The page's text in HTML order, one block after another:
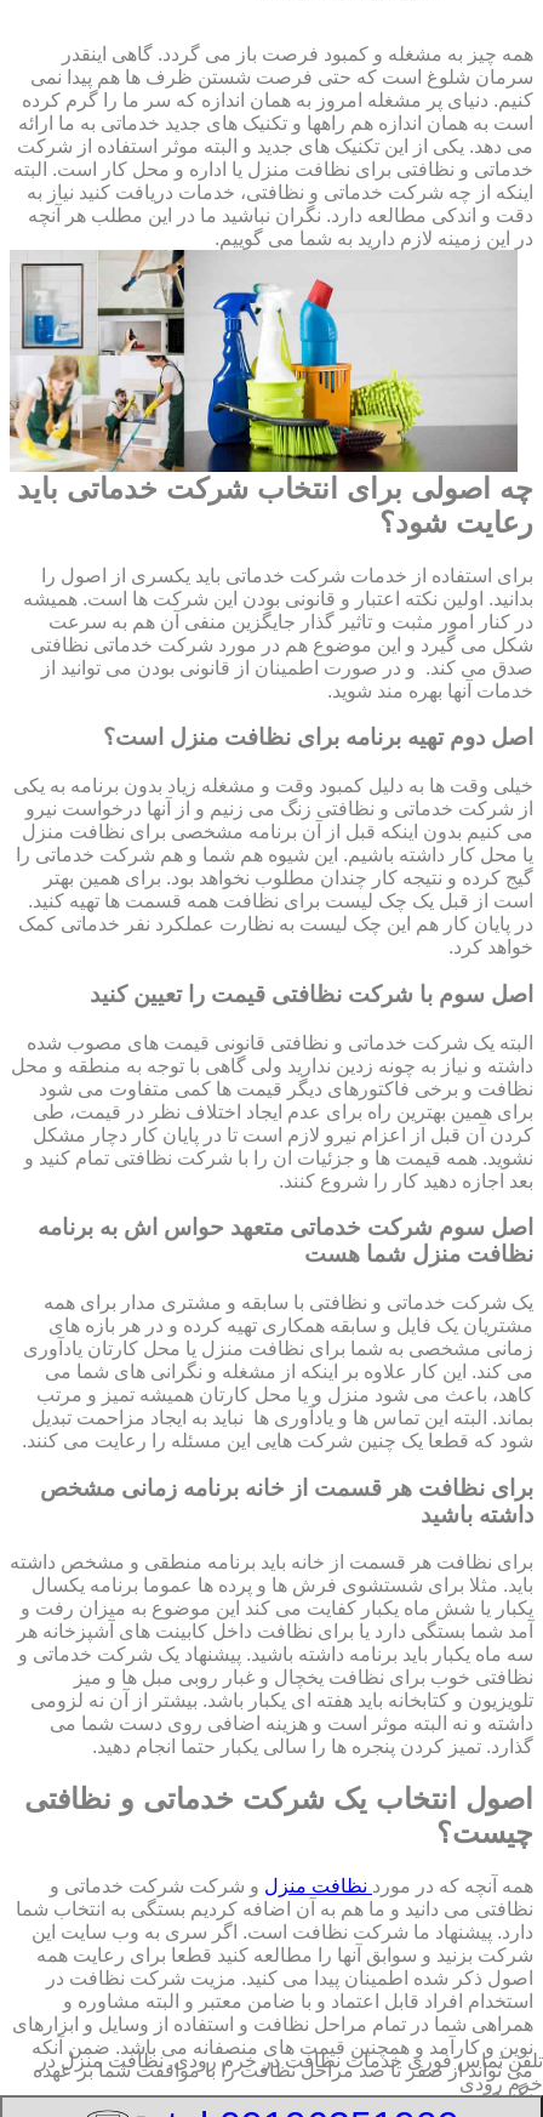
همه چیز به مشغله و کمبود فرصت باز می گردد. گاهی اینقدر
سرمان شلوغ است که حتی فرصت شستن ظرف ها هم پیدا نمی
کنیم. دنیای پر مشغله امروز به همان اندازه که سر ما را گرم کرده
است به همان اندازه هم راهها و تکنیک های جدید خدماتی به ما ارائه
می دهد. یکی از این تکنیک های جدید و البته موثر استفاده از شرکت
خدماتی و نظافتی برای نظافت منزل یا اداره و محل کار است. البته
اینکه از چه شرکت خدماتی و نظافتی، خدمات دریافت کنید نیاز به
دقت و اندکی مطالعه دارد. نگران نباشید ما در این مطلب هر آنچه
در این زمینه لازم دارید به شما می گوییم.
چه اصولی برای انتخاب شرکت خدماتی باید
رعایت شود؟
برای استفاده از خدمات شرکت خدماتی باید یکسری از اصول را
بدانید. اولین نکته اعتبار و قانونی بودن این شرکت ها است. همیشه
در کنار امور مثبت و تاثیر گذار جایگزین منفی آن هم به سرعت
شکل می گیرد و این موضوع هم در مورد شرکت خدماتی نظافتی
صدق می کند. و در صورت اطمینان از قانونی بودن می توانید از
خدمات آنها بهره مند شوید.
اصل دوم تهیه برنامه برای نظافت منزل است؟
خیلی وقت ها به دلیل کمبود وقت و مشغله زیاد بدون برنامه به یکی
از شرکت خدماتی و نظافتی زنگ می زنیم و از آنها درخواست نیرو
می کنیم بدون اینکه قبل از آن برنامه مشخصی برای نظافت منزل
یا محل کار داشته باشیم. این شیوه هم شما و هم شرکت خدماتی را
گیج کرده و نتیجه کار چندان مطلوب نخواهد بود. برای همین بهتر
است از قبل یک چک لیست برای نظافت همه قسمت ها تهیه کنید.
در پایان کار هم این چک لیست به نظارت عملکرد نفر خدماتی کمک
خواهد کرد.
اصل سوم با شرکت نظافتی قیمت را تعیین کنید
البته یک شرکت خدماتی و نظافتی قانونی قیمت های مصوب شده
داشته و نیاز به چونه زدین ندارید ولی گاهی با توجه به منطقه و محل
نظافت و برخی فاکتورهای دیگر قیمت ها کمی متفاوت می شود
برای همین بهترین راه برای عدم ایجاد اختلاف نظر در قیمت، طی
کردن آن قبل از اعزام نیرو لازم است تا در پایان کار دچار مشکل
نشوید. همه قیمت ها و جزئیات ان را با شرکت نظافتی تمام کنید و
بعد اجازه دهید کار را شروع کنند.
اصل سوم شرکت خدماتی متعهد حواس اش به برنامه
نظافت منزل شما هست
یک شرکت خدماتی و نظافتی با سابقه و مشتری مدار برای همه
مشتریان یک فایل و سابقه همکاری تهیه کرده و در هر بازه های
زمانی مشخصی به شما برای نظافت منزل یا محل کارتان یادآوری
می کند. این کار علاوه بر اینکه از مشغله و نگرانی های شما می
کاهد، باعث می شود منزل و یا محل کارتان همیشه تمیز و مرتب
بماند. البته این تماس ها و یادآوری ها نباید به ایجاد مزاحمت تبدیل
شود که قطعا یک چنین شرکت هایی این مسئله را رعایت می کنند.
برای نظافت هر قسمت از خانه برنامه زمانی مشخص
داشته باشید
برای نظافت هر قسمت از خانه باید برنامه منطقی و مشخص داشته
باید. مثلا برای شستشوی فرش ها و پرده ها عموما برنامه یکسال
یکبار یا شش ماه یکبار کفایت می کند این موضوع به میزان رفت و
آمد شما بستگی دارد یا برای نظافت داخل کابینت های آشپزخانه هر
سه ماه یکبار باید برنامه داشته باشید. پیشنهاد یک شرکت خدماتی و
نظافتی خوب برای نظافت یخچال و غبار روبی مبل ها و میز
تلویزیون و کتابخانه باید هفته ای یکبار باشد. بیشتر از آن نه لزومی
داشته و نه البته موثر است و هزینه اضافی روی دست شما می
گذارد. تمیز کردن پنجره ها را سالی یکبار حتما انجام دهید.
اصول انتخاب یک شرکت خدماتی و نظافتی
چیست؟
همه آنچه که در مورد نظافت منزل و شرکت شرکت خدماتی و
نظافتی می دانید و ما هم به آن اضافه کردیم بستگی به انتخاب شما
دارد. پیشنهاد ما شرکت نظافت است. اگر سری به وب سایت این
شرکت بزنید و سوابق آنها را مطالعه کنید قطعا برای رعایت همه
اصول ذکر شده اطمینان پیدا می کنید. مزیت شرکت نظافت در
استخدام افراد قابل اعتماد و با ضامن معتبر و البته مشاوره و
همراهی شما در تمام مراحل نظافت و استفاده از وسایل و ابزارهای
نوین و کارآمد و همچنین قیمت های منصفانه می باشد. ضمن آنکه
می تواند از صفر تا صد مراحل نظافت را با موافقت شما بر عهده
بگیرد.
تلفن تماس فوریخدمات نظافت در خرم رودی, نظافت منزل در
خرم رودی